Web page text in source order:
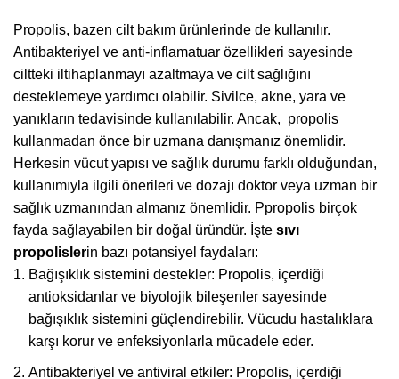
Propolis, bazen cilt bakım ürünlerinde de kullanılır.
Antibakteriyel ve anti-inflamatuar özellikleri sayesinde
ciltteki iltihaplanmayı azaltmaya ve cilt sağlığını
desteklemeye yardımcı olabilir. Sivilce, akne, yara ve
yanıkların tedavisinde kullanılabilir. Ancak, propolis
kullanmadan önce bir uzmana danışmanız önemlidir.
Herkesin vücut yapısı ve sağlık durumu farklı olduğundan,
kullanımıyla ilgili önerileri ve dozajı doktor veya uzman bir
sağlık uzmanından almanız önemlidir. Ppropolis birçok
fayda sağlayabilen bir doğal üründür. İşte sıvı
propolislerin bazı potansiyel faydaları:
Bağışıklık sistemini destekler: Propolis, içerdiği
antioksidanlar ve biyolojik bileşenler sayesinde
bağışıklık sistemini güçlendirebilir. Vücudu hastalıklara
karşı korur ve enfeksiyonlarla mücadele eder.
Antibakteriyel ve antiviral etkiler: Propolis, içerdiği